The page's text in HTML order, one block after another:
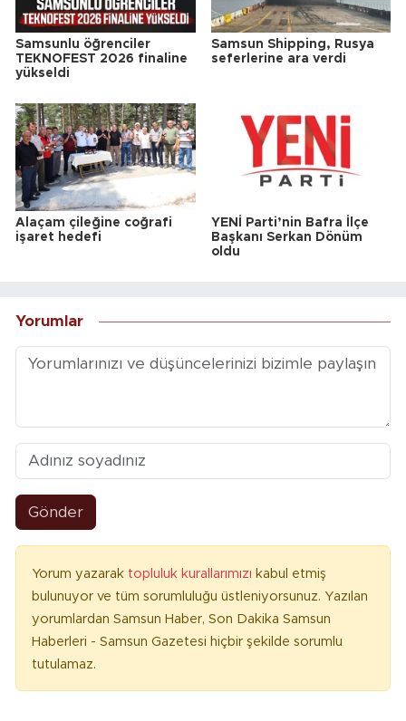
Samsunlu öğrenciler
TEKNOFEST 2026 finaline
yükseldi
Samsun Shipping, Rusya
seferlerine ara verdi
Alaçam çileğine coğrafi
işaret hedefi
YENİ Parti’nin Bafra İlçe
Başkanı Serkan Dönüm
oldu
Yorumlar
Gönder
Yorum yazarak topluluk kurallarımızı kabul etmiş
bulunuyor ve tüm sorumluluğu üstleniyorsunuz. Yazılan
yorumlardan Samsun Haber, Son Dakika Samsun
Haberleri - Samsun Gazetesi hiçbir şekilde sorumlu
tutulamaz.